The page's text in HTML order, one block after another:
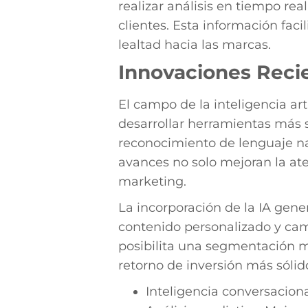
realizar análisis en tiempo
clientes. Esta información
lealtad hacia las marcas.
Innovaciones
El campo de la inteligencia
desarrollar herramientas más
reconocimiento de lenguaje
avances no solo mejoran la
marketing.
La incorporación de la IA
contenido personalizado y
posibilita una segmentación
retorno de inversión más
Inteligencia